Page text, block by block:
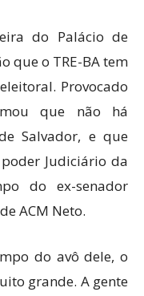
do Palácio de
que o TRE-BA tem
Provocado
que não há
Salvador, e que
Judiciário da
do ex-senador
ACM Neto.
do avô dele, o
grande. A gente